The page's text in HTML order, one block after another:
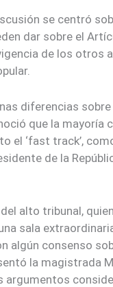
se centró
dar sobre el
de los otros
diferencias
que la mayoría
el ‘fast track’,
de la
alto tribunal,
sala
algún consenso
la magistrada
argumentos